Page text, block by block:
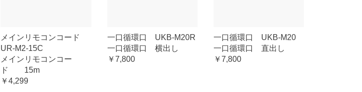
メインリモコンコード
UR-M2-15C
メインリモコンコー
ド 15m
￥4,299
一口循環口 UKB-M20R
一口循環口 横出し
￥7,800
一口循環口 UKB-M20
一口循環口 直出し
￥7,800